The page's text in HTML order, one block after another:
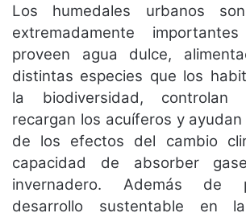
Los humedales urbanos
extremadamente
proveen agua dulce,
distintas especies que los
la biodiversidad, controlan
recargan los acuíferos y
de los efectos del cambio
capacidad de absorber
invernadero. Además de
desarrollo sustentable en